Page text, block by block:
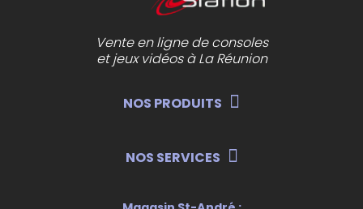
Vente en ligne de consoles
et jeux vidéos à La Réunion
NOS PRODUITS
NOS SERVICES